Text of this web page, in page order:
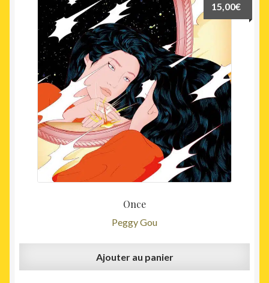
Once
Peggy Gou
15,00€
Ajouter au panier